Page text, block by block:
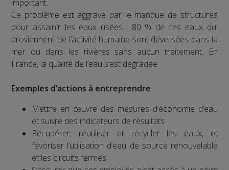
important.
Ce problème est aggravé par le manque de structures
pour assainir les eaux usées : 80 % de ces eaux qui
proviennent de l’activité humaine sont déversées dans la
mer ou dans les rivières sans aucun traitement. En
France, la qualité de l’eau s’est dégradée.
Exemples d’actions à entreprendre
Mettre en œuvre des mesures d’économie d’eau
et suivre des indicateurs de résultats
Récupérer, réutiliser et recycler les eaux, et
favoriser l’utilisation d’eau de source renouvelable
et les circuits fermés